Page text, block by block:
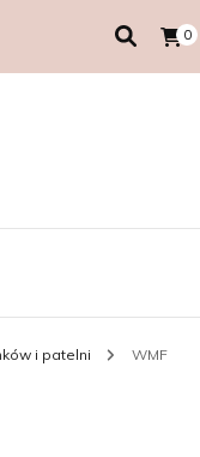
0
i patelni WMF